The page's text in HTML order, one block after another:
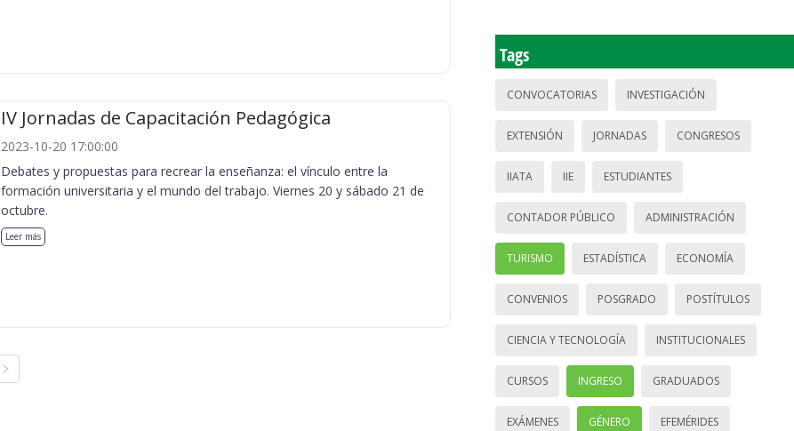
IV Jornadas de Capacitación Pedagógica
2023-10-20 17:00:00
Debates y propuestas para recrear la enseñanza: el vínculo entre la
formación universitaria y el mundo del trabajo. Viernes 20 y sábado 21 de
octubre.
Leer más
Tags
CONVOCATORIAS INVESTIGACIÓN
EXTENSIÓN JORNADAS CONGRESOS
IIATA IIE ESTUDIANTES
CONTADOR PÚBLICO ADMINISTRACIÓN
TURISMO ESTADÍSTICA ECONOMÍA
CONVENIOS POSGRADO POSTÍTULOS
CIENCIA Y TECNOLOGÍA INSTITUCIONALES
CURSOS INGRESO GRADUADOS
EXÁMENES GÉNERO EFEMÉRIDES